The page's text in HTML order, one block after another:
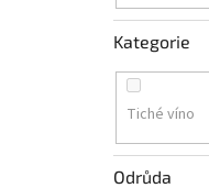
Kategorie
Tiché víno
Odrůda